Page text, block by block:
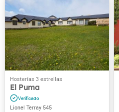
El Puma
Lionel Terray 545